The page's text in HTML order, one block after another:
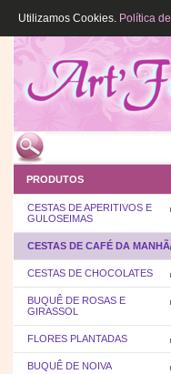
PRODUTOS
CESTAS DE APERITIVOS E
GULOSEIMAS
CESTAS DE CAFÉ DA MANHÃ
CESTAS DE CHOCOLATES
BUQUÊ DE ROSAS E
GIRASSOL
FLORES PLANTADAS
BUQUÊ DE NOIVA
Utilizamos Cookies. Política